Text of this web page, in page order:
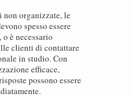
non organizzate, le
spesso essere
è necessario
clienti di contattare
in studio. Con
efficace,
possono essere